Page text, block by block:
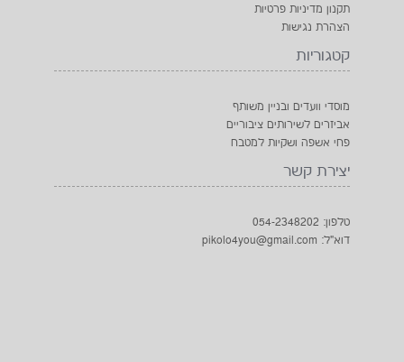
תקנון מדיניות פרטיות
הצהרת נגישות
קטגוריות
מוסדי וועדים ובניין משותף
אביזרים לשירותים ציבוריים
פחי אשפה ושקיות למטבח
יצירת קשר
טלפון: 054-2348202
דוא"ל: pikolo4you@gmail.com